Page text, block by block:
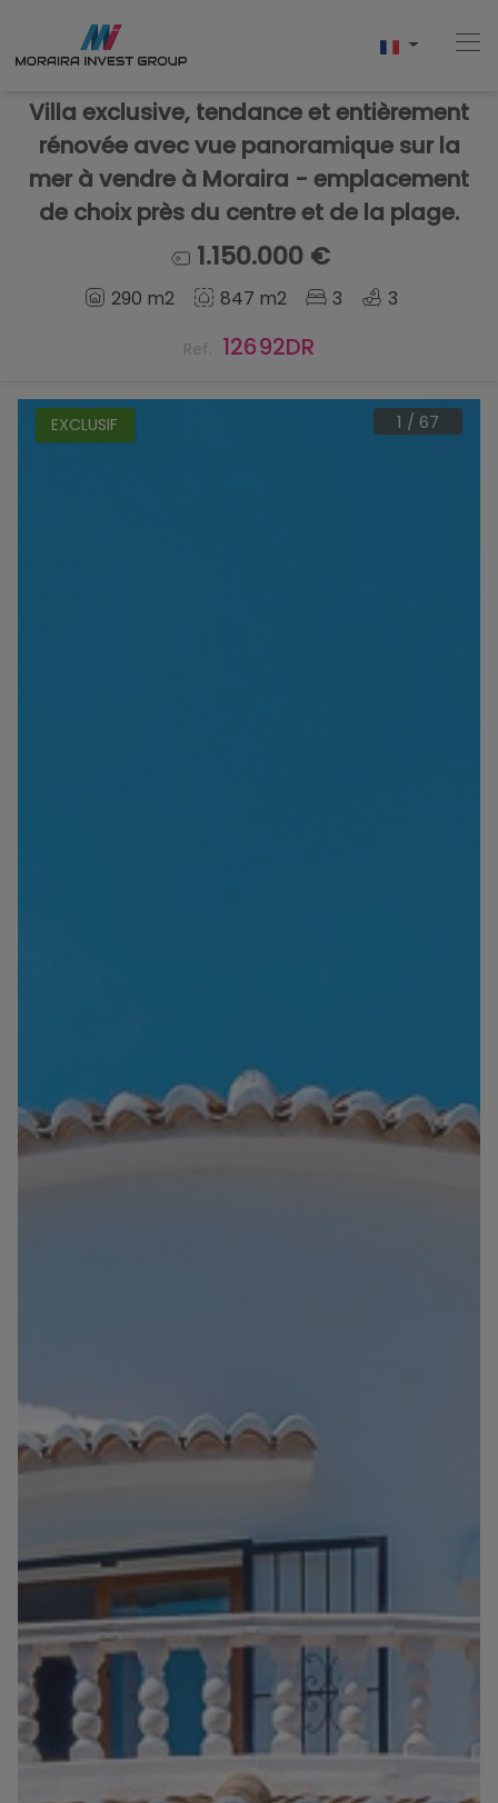
Accueil
Nouvelle Construction
Commentaires
Villa exclusive, tendance et entièrement
rénovée avec vue panoramique sur la
mer à vendre à Moraira - emplacement
de choix près du centre et de la plage.
1.150.000 €
290 m2 847 m2 3 3
Ref. 12692DR
EXCLUSIF 1 / 67